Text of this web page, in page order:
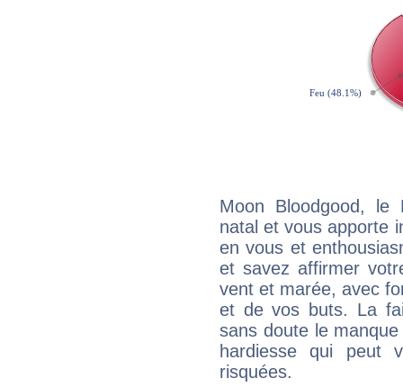
Moon Bloodgood, le
natal et vous apporte
en vous et
et savez affirmer
vent et marée, avec
et de vos buts. La
sans doute le
hardiesse qui peut
risquées.